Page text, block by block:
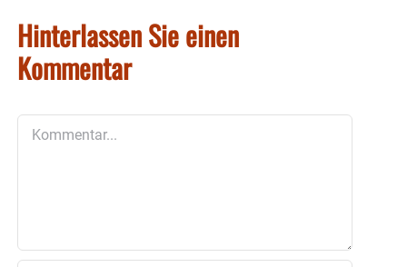
Hinterlassen Sie einen
Kommentar